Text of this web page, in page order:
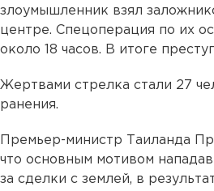
злоумышленник взял
центре. Спецоперация по их
около 18 часов. В итоге
Жертвами стрелка стали 27
ранения.
Премьер-министр Таиланда
что основным мотивом
за сделки с землей, в